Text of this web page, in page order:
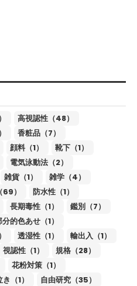
高視認性（48）
香粧品（7）
顔料（1）
靴下（1）
電気泳動法（2）
雑貨（1）
雑学（4）
）
防水性（1）
長期毒性（1）
鑑別（7）
的色あせ（1）
透湿性（1）
輸出入（1）
視認性（1）
規格（28）
花粉対策（1）
（1）
自由研究（35）